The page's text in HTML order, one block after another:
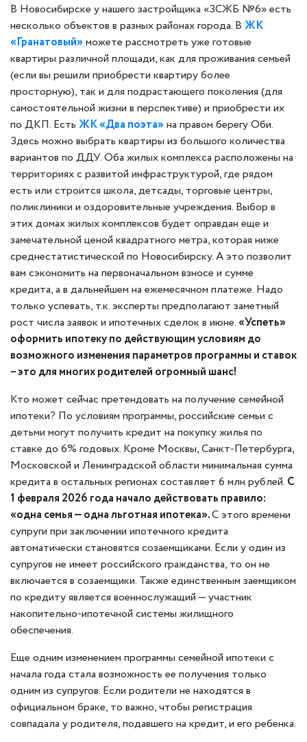
В Новосибирске у нашего застройщика «ЗСЖБ №6» есть
несколько объектов в разных районах города. В ЖК
«Гранатовый»можете рассмотреть уже готовые
квартиры различной площади, как для проживания семьей
(если вы решили приобрести квартиру более
просторную), так и для подрастающего поколения (для
самостоятельной жизни в перспективе) и приобрести их
по ДКП. Есть ЖК «Два поэта»на правом берегу Оби.
Здесь можно выбрать квартиры из большого количества
вариантов по ДДУ. Оба жилых комплекса расположены на
территориях с развитой инфраструктурой, где рядом
есть или строится школа, детсады, торговые центры,
поликлиники и оздоровительные учреждения. Выбор в
этих домах жилых комплексов будет оправдан еще и
замечательной ценой квадратного метра, которая ниже
среднестатистической по Новосибирску. А это позволит
вам сэкономить на первоначальном взносе и сумме
кредита, а в дальнейшем на ежемесячном платеже. Надо
только успевать, т.к. эксперты предполагают заметный
рост числа заявок и ипотечных сделок в июне.«Успеть»
оформить ипотеку по действующим условиям до
возможного изменения параметров программы и ставок
– это для многих родителей огромный шанс!
Кто может сейчас претендовать на получение семейной
ипотеки? По условиям программы, российские семьи с
детьми могут получить кредит на покупку жилья по
ставке до 6% годовых. Кроме Москвы, Санкт-Петербурга,
Московской и Ленинградской области минимальная сумма
кредита в остальных регионах составляет 6 млн рублей. С
1 февраля 2026 года начало действовать правило:
«одна семья — одна льготная ипотека».С этого времени
супруги при заключении ипотечного кредита
автоматически становятся созаемщиками. Если у один из
супругов не имеет российского гражданства, то он не
включается в созаемщики. Также единственным заемщиком
по кредиту является военнослужащий — участник
накопительно-ипотечной системы жилищного
обеспечения.
Еще одним изменением программы семейной ипотеки с
начала года стала возможность ее получения только
одним из супругов. Если родители не находятся в
официальном браке, то важно, чтобы регистрация
совпадала у родителя, подавшего на кредит, и его ребенка.